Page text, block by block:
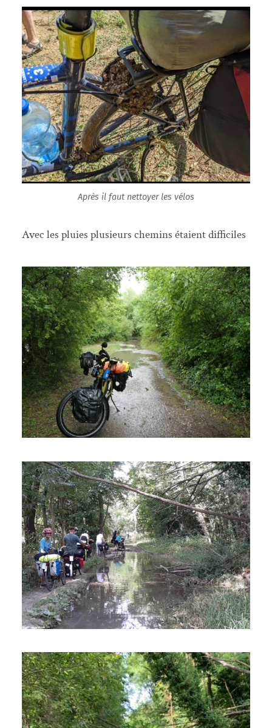
Après il faut nettoyer les vélos
Avec les pluies plusieurs chemins étaient difficiles